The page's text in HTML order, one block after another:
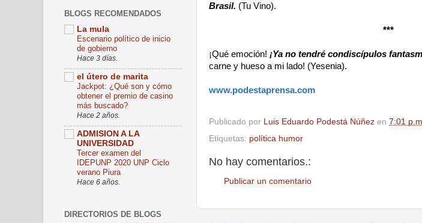
Brasil. (Tu Vino).
***
¡Qué emoción! ¡Ya no tendré condiscípulos
carne y hueso a mi lado! (Yesenia).
www.podestaprensa.com
Publicado por Luis Eduardo Podestá Núñez en 7:01
Etiquetas: política humor
No hay comentarios.:
Publicar un comentario
BLOGS RECOMENDADOS
La mula
Escenario político de inicio
de gobierno
Hace 3 días.
el útero de marita
Jackpot: ¿Qué son y cómo
obtener el premio de casino
más buscado?
Hace 2 años.
ADMISION A LA
UNIVERSIDAD
Tercer examen del
IDEPUNP 2020 UNP Ciclo
verano Piura
Hace 6 años.
DIRECTORIOS DE BLOGS